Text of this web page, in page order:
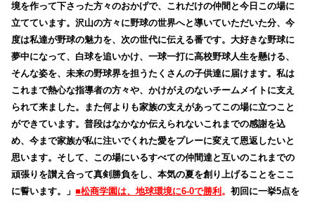
境を作って下さった方々のおかげで、これだけの仲間と今日この場に
立てています。沢山の方々に野球の世界へと導いていただいた分、今
度は私達が野球の魅力を、次の世代に伝える番です。大好きな野球に
夢中になって、白球を追いかけ、一球一打に高校野球人生を懸ける、
そんな姿を、未来の野球界を担うたくさんの子供達に届けます。私は
これまで熱心な指導者の方々や、かけがえのないチームメイトに支え
られて来ました。また何よりも家族の支えがあってこの場に立つこと
ができています。普段はなかなか伝えられないこれまでの感謝を込
め、今まで家族が私に注いでくれた愛をプレーに変えて恩返したいと
思います。そして、この場にいるすべての仲間達と互いのこれまでの
頑張りを讃え合って真剣勝負をし、本気の夏を創り上げることをここ
に誓います。」■松商学園は、地球環境に6-0で勝利 。初回に一挙5点を